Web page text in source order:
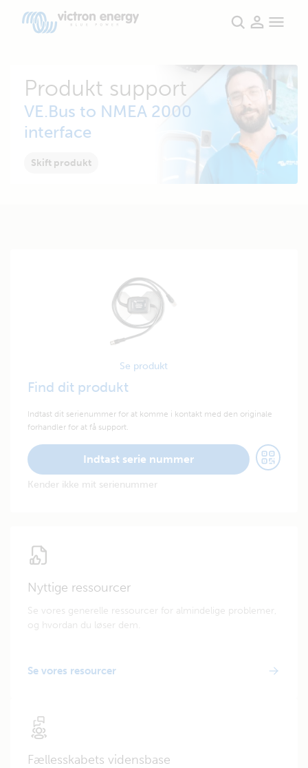
Produkt support
VE.Bus to NMEA 2000
interface
Skift produkt
Se produkt
Find dit produkt
Indtast dit serienummer for at komme i kontakt med den originale
forhandler for at få support.
Indtast serie nummer
Kender ikke mit serienummer
Nyttige ressourcer
Se vores generelle ressourcer for almindelige problemer,
og hvordan du løser dem.
Se vores resourcer
Fællesskabets vidensbase